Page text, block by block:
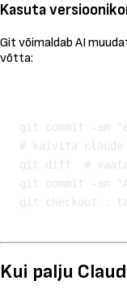
Kasuta
Git võimaldab AI
võtta:
git commit -am
# käivita claude
git diff  # vaata
git commit -am
Kui palju